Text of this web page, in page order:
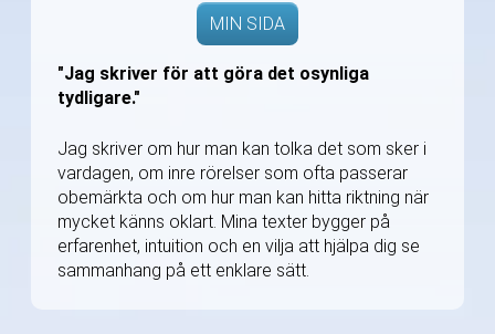
MIN SIDA
"Jag skriver för att göra det osynliga
tydligare."
Jag skriver om hur man kan tolka det som sker i
vardagen, om inre rörelser som ofta passerar
obemärkta och om hur man kan hitta riktning när
mycket känns oklart. Mina texter bygger på
erfarenhet, intuition och en vilja att hjälpa dig se
sammanhang på ett enklare sätt.